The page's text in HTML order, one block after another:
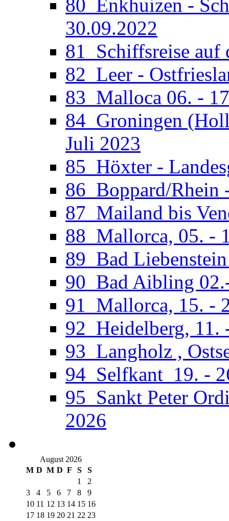
80_Enkhuizen -
30.09.2022
81_Schiffsreise auf
82_Leer -
83_Malloca 06. -
84_Groningen
Juli 2023
85_Höxter -
86_Boppard/Rhein
87_Mailand bis
88_Mallorca, 05. -
89_Bad
90_Bad Aibling
91_Mallorca, 15. -
92_Heidelberg, 11.
93_Langholz ,
94_Selfkant_19. -
95_Sankt Peter
2026
August 2026
M D M D F S
S
1
2
3
4 5 6 7 8
9
10 11 12 13 14 15 16
17 18 19 20 21 22 23